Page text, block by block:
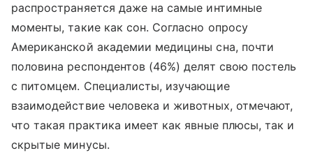
распространяется даже на самые интимные
моменты, такие как сон. Согласно опросу
Американской академии медицины сна, почти
половина респондентов (46%) делят свою постель
с питомцем. Специалисты, изучающие
взаимодействие человека и животных, отмечают,
что такая практика имеет как явные плюсы, так и
скрытые минусы.